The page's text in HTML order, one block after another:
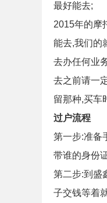
最好能去;
2015年的摩
能去,我们的
去办任何业
去之前请一
留那种,买车
过户流程
第一步:准备
带谁的身份
第二步:到盛
子交钱等着